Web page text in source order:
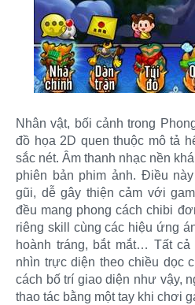
Nhân vật, bối cảnh trong
đồ họa 2D quen thuộc mô tả
sắc nét. Âm thanh nhạc nền
phiên bản phim ảnh. Điều
gũi, dễ gây thiện cảm với
đều mang phong cách chibi
riêng skill cùng các hiệu ứng
hoành tráng, bắt mắt… Tất
nhìn trực diện theo chiều dọc
cách bố trí giao diện như vậy,
thao tác bằng một tay khi chơi